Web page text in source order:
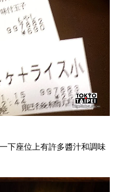
下座位上有許多醬汁和調味